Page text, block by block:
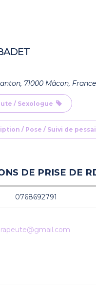
71000 Mâcon, France
/ Sexologue
/ Pose / Suivi de
DE PRISE DE
0768692791